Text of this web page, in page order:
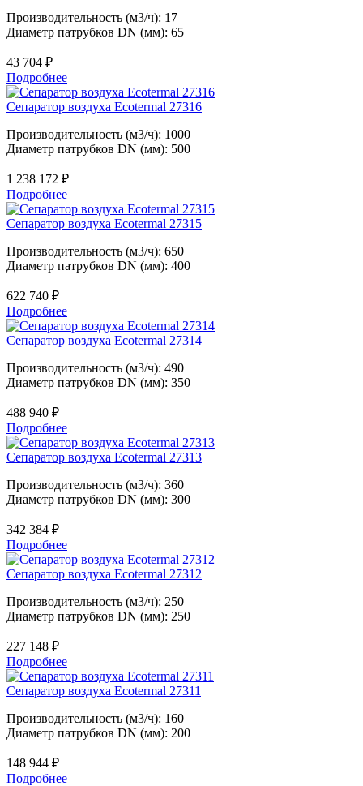
Производительность (м3/ч): 17
Диаметр патрубков DN (мм): 65
43 704 ₽
Подробнее
Сепаратор воздуха Ecotermal 27316
Производительность (м3/ч): 1000
Диаметр патрубков DN (мм): 500
1 238 172 ₽
Подробнее
Сепаратор воздуха Ecotermal 27315
Производительность (м3/ч): 650
Диаметр патрубков DN (мм): 400
622 740 ₽
Подробнее
Сепаратор воздуха Ecotermal 27314
Производительность (м3/ч): 490
Диаметр патрубков DN (мм): 350
488 940 ₽
Подробнее
Сепаратор воздуха Ecotermal 27313
Производительность (м3/ч): 360
Диаметр патрубков DN (мм): 300
342 384 ₽
Подробнее
Сепаратор воздуха Ecotermal 27312
Производительность (м3/ч): 250
Диаметр патрубков DN (мм): 250
227 148 ₽
Подробнее
Сепаратор воздуха Ecotermal 27311
Производительность (м3/ч): 160
Диаметр патрубков DN (мм): 200
148 944 ₽
Подробнее